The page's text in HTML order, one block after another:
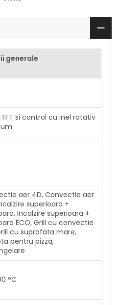
generale
si control cu inel rotativ
aer 4D, Convectie aer
superioara +
Incalzire superioara +
ECO, Grill cu convectie
cu suprafata mare,
pentru pizza,
°C